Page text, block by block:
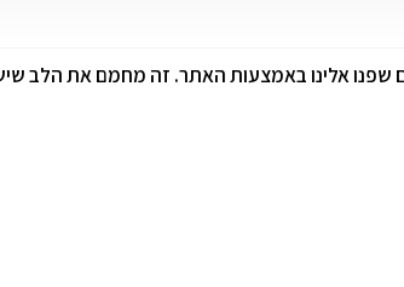
אלינו באמצעות האתר. זה מחמם את הלב